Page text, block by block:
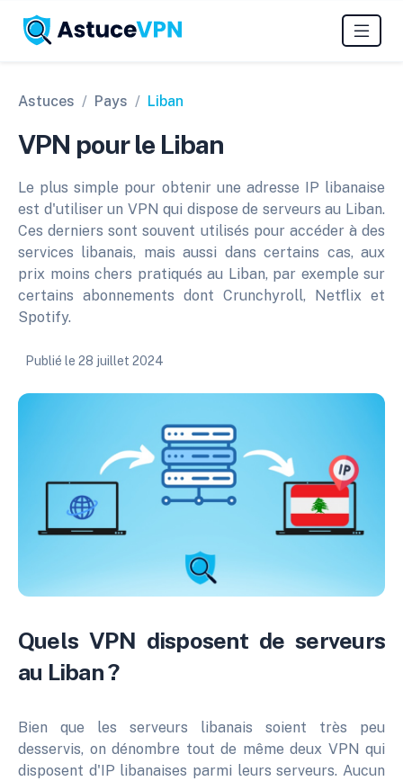
Astuces Pays Liban
VPN pour le Liban
Le plus simple pour obtenir une adresse IP libanaise
est d'utiliser un VPN qui dispose de serveurs au Liban.
Ces derniers sont souvent utilisés pour accéder à des
services libanais, mais aussi dans certains cas, aux
prix moins chers pratiqués au Liban, par exemple sur
certains abonnements dont Crunchyroll, Netflix et
Spotify.
Publié le 28 juillet 2024
Quels VPN disposent de serveurs
au Liban ?
Bien que les serveurs libanais soient très peu
desservis, on dénombre tout de même deux VPN qui
disposent d'IP libanaises parmi leurs serveurs. Aucun